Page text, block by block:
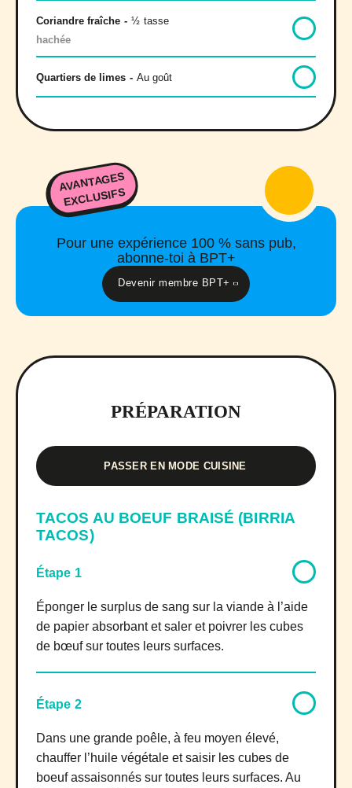
Coriandre fraîche - ½ tasse
hachée
Quartiers de limes - Au goût
AVANTAGES
EXCLUSIFS
Pour une expérience 100 % sans pub,
abonne-toi à BPT+
Devenir membre BPT+
PRÉPARATION
PASSER EN MODE CUISINE
TACOS AU BOEUF BRAISÉ (BIRRIA
TACOS)
Étape 1
Éponger le surplus de sang sur la viande à l’aide
de papier absorbant et saler et poivrer les cubes
de bœuf sur toutes leurs surfaces.
Étape 2
Dans une grande poêle, à feu moyen élevé,
chauffer l’huile végétale et saisir les cubes de
boeuf assaisonnés sur toutes leurs surfaces. Au